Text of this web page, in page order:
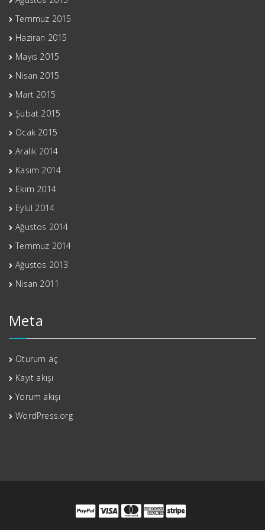
Temmuz 2015
Haziran 2015
Mayıs 2015
Nisan 2015
Mart 2015
Şubat 2015
Ocak 2015
Aralık 2014
Kasım 2014
Ekim 2014
Eylül 2014
Ağustos 2014
Temmuz 2014
Ağustos 2013
Nisan 2011
Meta
Oturum aç
Kayıt akışı
Yorum akışı
WordPress.org